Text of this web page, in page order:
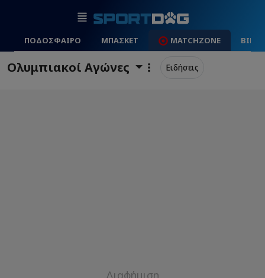
ΠΟΔΟΣΦΑΙΡΟ ΜΠΑΣΚΕΤ MATCHZONE
Ολυμπιακοί Αγώνες Ειδήσεις